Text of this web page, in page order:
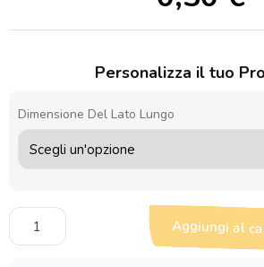
Personalizza il tuo
Dimensione Del Lato Lungo
Sagoma
in
Aggiungi al